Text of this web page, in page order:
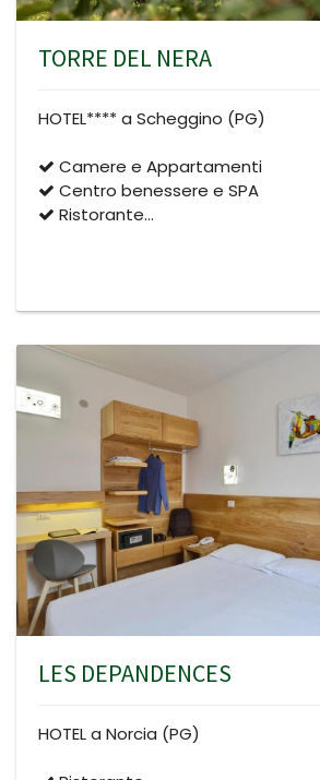
TORRE DEL NERA
HOTEL**** a Scheggino (PG)
Camere e Appartamenti
Centro benessere e SPA
Ristorante…
LES DEPANDENCES
HOTEL a Norcia (PG)